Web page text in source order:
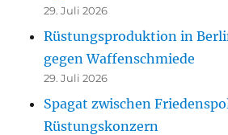
29. Juli 2026
Rüstungsproduktion in
gegen Waffenschmiede
29. Juli 2026
Spagat zwischen
Rüstungskonzern